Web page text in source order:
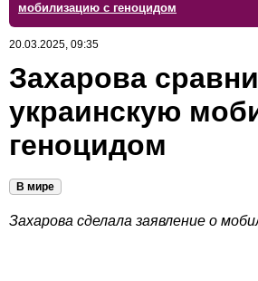
мобилизацию с геноцидом
20.03.2025, 09:35
Захарова
украинскую
геноцидом
В мире
Захарова сделала заявление о